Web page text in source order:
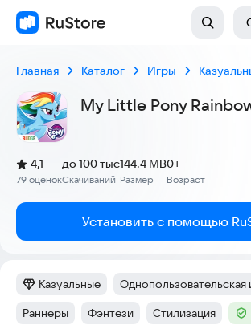
Главная Каталог Игры
My Little Pony
Рейтинг:
4,1
(
79 оценок
)
Скачиваний
до 100 тыс
Размер
144.4 MB
Возраст
0+
Установить с помощью
Категория:
Казуальные Тег:
Однопользовательская
Тег:
Раннеры Тег:
Фэнтези Тег:
Стилизация Тег